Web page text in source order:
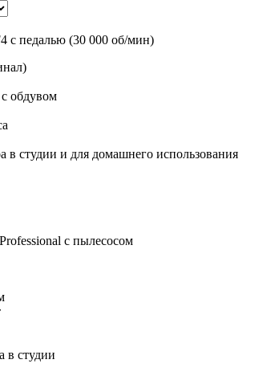
с педалью (30 000 об/мин)
обдувом
в студии и для домашнего использования
с пылесосом
в студии